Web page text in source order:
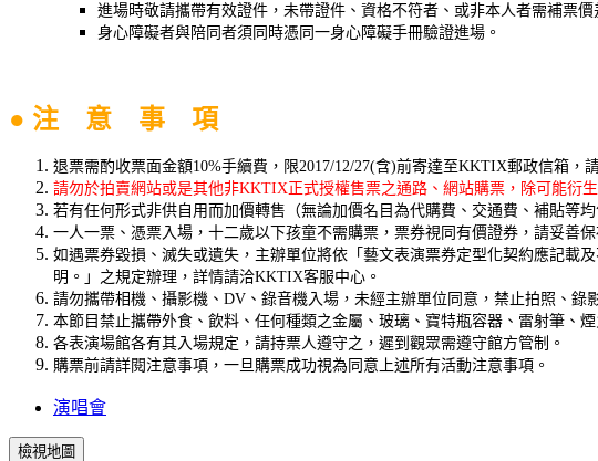
進場時敬請攜帶有效證件，未帶證件、資格不符者、或非本人者需補票價
身心障礙者與陪同者須同時憑同一身心障礙手冊驗證進場。
● 注 意 事 項
退票需酌收票面金額10%手續費，限2017/12/27(含)前寄達至KKTIX郵政信箱，
請勿於拍賣網站或是其他非KKTIX正式授權售票之通路、網站購票，除可能衍
若有任何形式非供自用而加價轉售（無論加價名目為代購費、交通費、補貼等
一人一票、憑票入場，十二歲以下孩童不需購票，票券視同有價證券，請妥善
如遇票券毀損、滅失或遺失，主辦單位將依「藝文表演票券定型化契約應記載
明。」之規定辦理，詳情請洽KKTIX客服中心。
請勿攜帶相機、攝影機、DV、錄音機入場，未經主辦單位同意，禁止拍照、錄
本節目禁止攜帶外食、飲料、任何種類之金屬、玻璃、寶特瓶容器、雷射筆、煙
各表演場館各有其入場規定，請持票人遵守之，遲到觀眾需遵守館方管制。
購票前請詳閱注意事項，一旦購票成功視為同意上述所有活動注意事項。
演唱會
檢視地圖